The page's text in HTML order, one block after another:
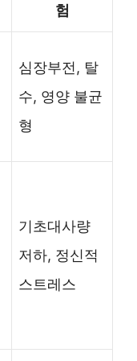
험
심장부전, 탈
수, 영양 불균
형
기초대사량
저하, 정신적
스트레스